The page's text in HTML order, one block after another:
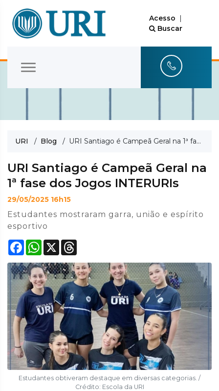
Acesso |
Buscar
URI / Blog / URI Santiago é Campeã Geral na 1ª fase dos Jogos INTERURIs
URI Santiago é Campeã Geral na
1ª fase dos Jogos INTERURIs
29/05/2025 16h15
Estudantes mostraram garra, união e espírito
esportivo
Facebook
WhatsApp
X Threads
Estudantes obtiveram destaque em diversas categorias. /
Crédito: Escola da URI